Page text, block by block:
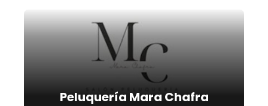
Peluquería Mara Chafra